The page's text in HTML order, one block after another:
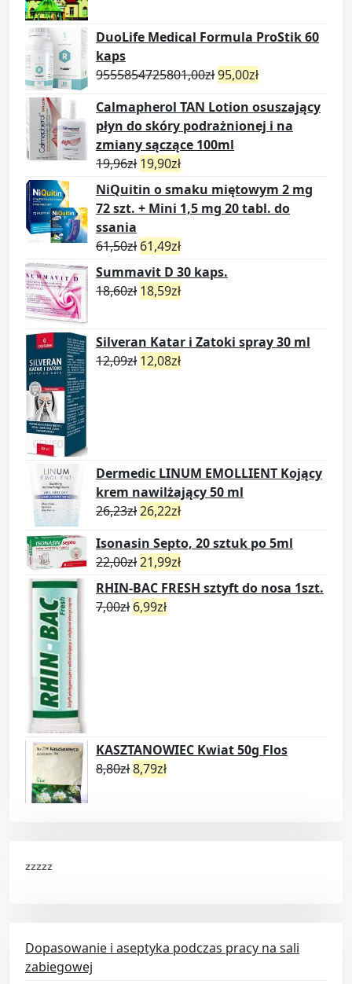
DuoLife Medical Formula ProStik 60
kaps
9555854725801,00zł95,00zł
Calmapherol TAN Lotion osuszający
płyn do skóry podrażnionej i na
zmiany sączące 100ml
19,96zł 19,90zł
NiQuitin o smaku miętowym 2 mg
72 szt. + Mini 1,5 mg 20 tabl. do
ssania
61,50zł 61,49zł
Summavit D 30 kaps.
18,60zł 18,59zł
Silveran Katar i Zatoki spray 30 ml
12,09zł 12,08zł
Dermedic LINUM EMOLLIENT Kojący
krem nawilżający 50 ml
26,23zł26,22zł
Isonasin Septo, 20 sztuk po 5ml
22,00zł21,99zł
RHIN-BAC FRESH sztyft do nosa 1szt.
7,00zł 6,99zł
KASZTANOWIEC Kwiat 50g Flos
8,80zł8,79zł
zzzzz
Dopasowanie i aseptyka podczas pracy na sali
zabiegowej